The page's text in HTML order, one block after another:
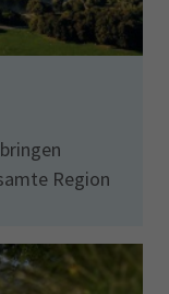
Region